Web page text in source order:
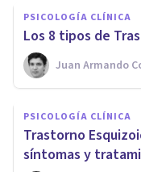
PSICOLOGÍA CLÍNICA
Los 8 tipos de
Juan Armando
PSICOLOGÍA CLÍNICA
​Trastorno
síntomas y